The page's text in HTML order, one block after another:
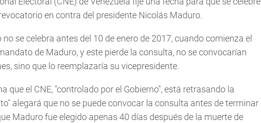
en contra del presidente Nicolás Maduro.
no se celebra antes del 10 de enero de 2017, cuando comienza el
de Maduro, y este pierde la consulta, no se convocarían
sino que lo reemplazaría su vicepresidente.
que el CNE, "controlado por el Gobierno", está retrasando la
alegará que no se puede convocar la consulta antes de terminar
Maduro fue elegido apenas 40 días después de la muerte de